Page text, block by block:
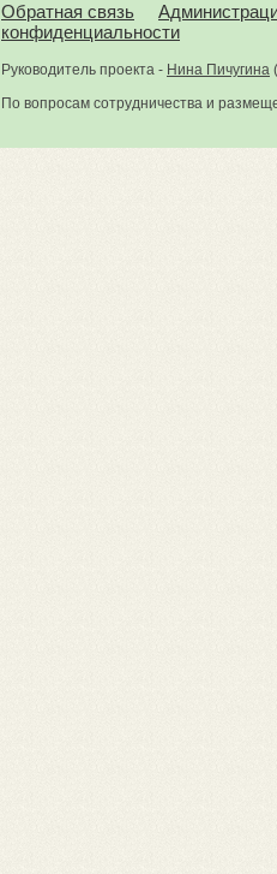
Обратная связь
конфиденциальности
Руководитель проекта - Нина Пичугина (
По вопросам сотрудничества и